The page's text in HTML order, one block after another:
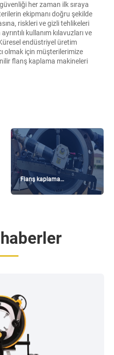
her zaman ilk sıraya
ekipmanı doğru şekilde
riskleri ve gizli tehlikeleri
kullanım kılavuzları ve
endüstriyel üretim
olmak için müşterilerimize
flanş kaplama makineleri
Flanş kaplama
makinesinin uzun süreli